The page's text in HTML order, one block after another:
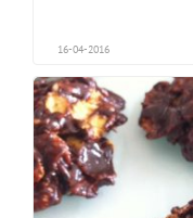
16-04-2016